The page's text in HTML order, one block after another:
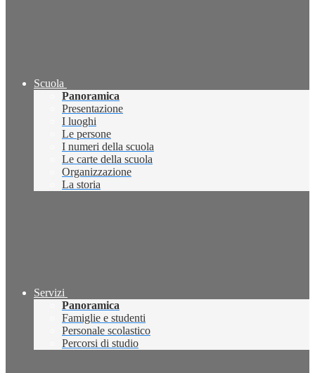
Scuola
Panoramica
Presentazione
I luoghi
Le persone
I numeri della scuola
Le carte della scuola
Organizzazione
La storia
Servizi
Panoramica
Famiglie e studenti
Personale scolastico
Percorsi di studio